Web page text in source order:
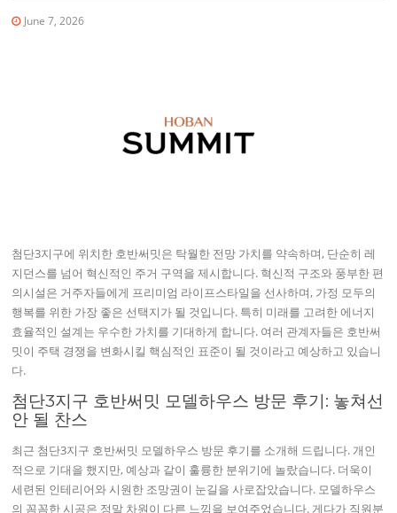
June 7, 2026
첨단3지구에 위치한 호반써밋은 탁월한 전망 가치를 약속하며, 단순히 레
지던스를 넘어 혁신적인 주거 구역을 제시합니다. 혁신적 구조와 풍부한 편
의시설은 거주자들에게 프리미엄 라이프스타일을 선사하며, 가정 모두의
행복를 위한 가장 좋은 선택지가 될 것입니다. 특히 미래를 고려한 에너지
효율적인 설계는 우수한 가치를 기대하게 합니다. 여러 관계자들은 호반써
밋이 주택 경쟁을 변화시킬 핵심적인 표준이 될 것이라고 예상하고 있습니
다.
첨단3지구 호반써밋 모델하우스 방문 후기: 놓쳐선
안 될 찬스
최근 첨단3지구 호반써밋 모델하우스 방문 후기를 소개해 드립니다. 개인
적으로 기대을 했지만, 예상과 같이 훌륭한 분위기에 놀랐습니다. 더욱이
세련된 인테리어와 시원한 조망권이 눈길을 사로잡았습니다. 모델하우스
의 꼼꼼한 시공은 정말 차원이 다른 느낌을 보여주었습니다. 게다가 직원분